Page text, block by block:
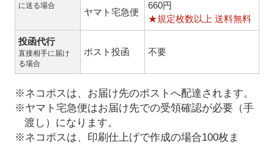
に送る場合
ヤマト宅急便
660円
★規定枚数以上 送料無料
投函代行
直接相手に届け
る場合
ポスト投函 不要
※ネコポスは、お届け先のポストへ配達されます。
※ヤマト宅急便はお届け先での受領確認が必要（手
渡し）になります。
※ネコポスは、印刷仕上げで作成の場合100枚ま